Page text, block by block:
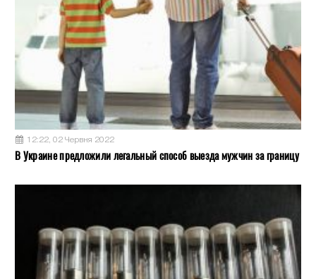
12:22, 02 Червня 2022
В Украине предложили легальный способ выезда мужчин за границу